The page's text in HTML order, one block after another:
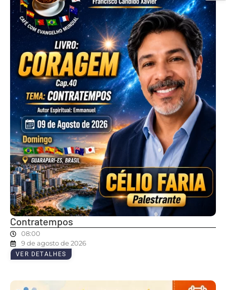
Contratempos
08:00
9 de agosto de 2026
VER DETALHES